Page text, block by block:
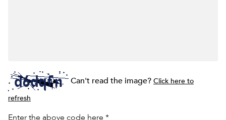
Can't read the image?Click here to
refresh
Enter the above code here *